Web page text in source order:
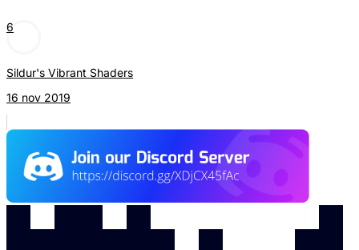
6
Sildur's Vibrant Shaders
16 nov 2019